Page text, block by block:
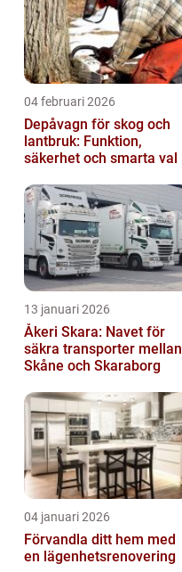
04 februari 2026
Depåvagn för skog och
lantbruk: Funktion,
säkerhet och smarta val
13 januari 2026
Åkeri Skara: Navet för
säkra transporter mellan
Skåne och Skaraborg
04 januari 2026
Förvandla ditt hem med
en lägenhetsrenovering